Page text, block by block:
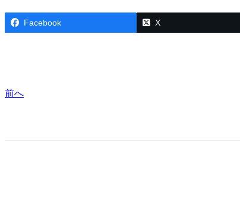
Facebook X
前へ